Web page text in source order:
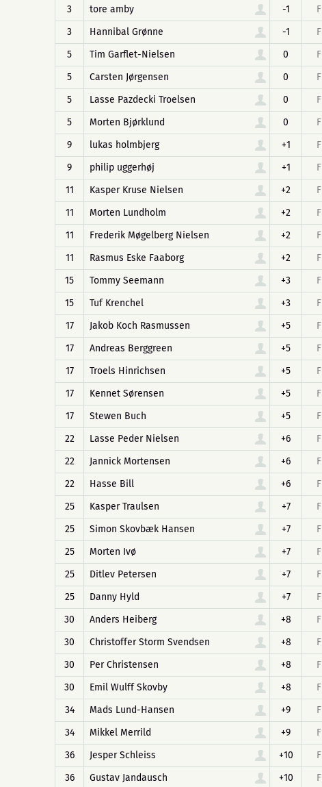
3
tore amby -1 F
3
Hannibal Grønne -1 F
5
Tim Garflet-Nielsen 0 F
5
Carsten Jørgensen 0 F
5
Lasse Pazdecki Troelsen 0 F
5
Morten Bjørklund 0 F
9
lukas holmbjerg +1 F
9
philip uggerhøj +1 F
11
Kasper Kruse Nielsen +2 F
11
Morten Lundholm +2 F
11
Frederik Møgelberg Nielsen +2 F
11
Rasmus Eske Faaborg +2 F
15
Tommy Seemann +3 F
15
Tuf Krenchel +3 F
17
Jakob Koch Rasmussen +5 F
17
Andreas Berggreen +5 F
17
Troels Hinrichsen +5 F
17
Kennet Sørensen +5 F
17
Stewen Buch +5 F
22
Lasse Peder Nielsen +6 F
22
Jannick Mortensen +6 F
22
Hasse Bill +6 F
25
Kasper Traulsen +7 F
25
Simon Skovbæk Hansen +7 F
25
Morten Ivø +7 F
25
Ditlev Petersen +7 F
25
Danny Hyld +7 F
30
Anders Heiberg +8 F
30
Christoffer Storm Svendsen +8 F
30
Per Christensen +8 F
30
Emil Wulff Skovby +8 F
34
Mads Lund-Hansen +9 F
34
Mikkel Merrild +9 F
36
Jesper Schleiss +10 F
36
Gustav Jandausch +10 F